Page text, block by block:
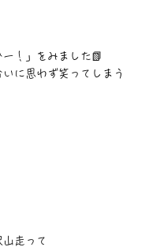
ー！」をみました📗
いに思わず笑ってしまう
山走って